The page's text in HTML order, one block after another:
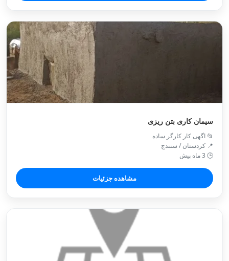
سیمان کاری بتن ریزی
📂 اگهی کار کارگر ساده
📍 کردستان / سنندج
🕒 3 ماه پیش
مشاهده جزئیات